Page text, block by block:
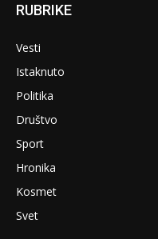
RUBRIKE
Vesti
Istaknuto
Politika
Društvo
Sport
Hronika
Kosmet
Svet